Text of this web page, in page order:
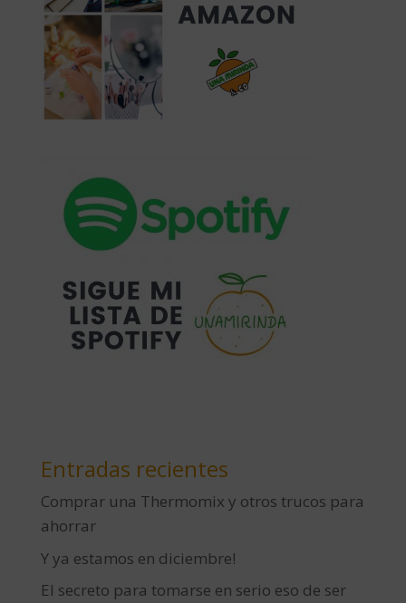
Entradas recientes
Comprar una Thermomix y otros trucos para
ahorrar
Y ya estamos en diciembre!
El secreto para tomarse en serio eso de ser